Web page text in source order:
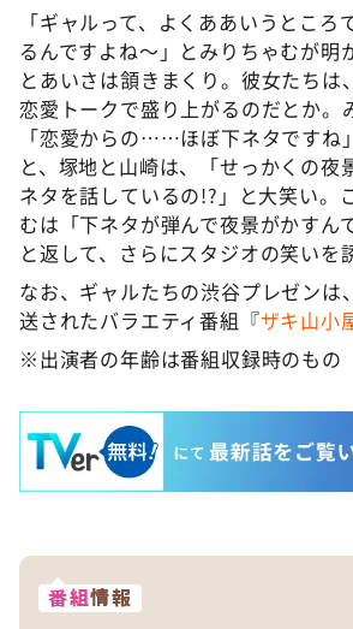
「ギャルって、よくああいうところ
るんですよね～」とみりちゃむが明
とあいさは頷きまくり。彼女たちは
恋愛トークで盛り上がるのだとか。
「恋愛からの……ほぼ下ネタですね
と、塚地と山崎は、「せっかくの夜
ネタを話しているの!?」と大笑い。
むは「下ネタが弾んで夜景がかすん
と返して、さらにスタジオの笑いを
なお、ギャルたちの渋谷プレゼンは
送されたバラエティ番組『ザキ山小
※出演者の年齢は番組収録時のもの
番組情報